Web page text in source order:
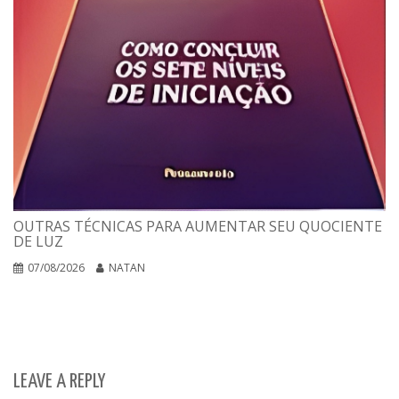
OUTRAS TÉCNICAS PARA AUMENTAR SEU QUOCIENTE
DE LUZ
07/08/2026 NATAN
LEAVE A REPLY